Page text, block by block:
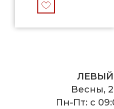
ЛЕВЫЙ
Весны,
Пн-Пт: с